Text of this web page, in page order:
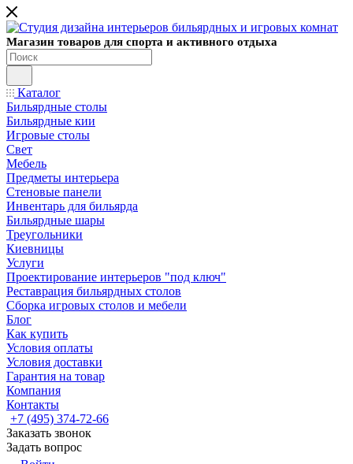
Магазин товаров для спорта и активного отдыха
Каталог
Бильярдные столы
Бильярдные кии
Игровые столы
Свет
Мебель
Предметы интерьера
Стеновые панели
Инвентарь для бильярда
Бильярдные шары
Треугольники
Киевницы
Услуги
Проектирование интерьеров "под ключ"
Реставрация бильярдных столов
Сборка игровых столов и мебели
Блог
Как купить
Условия оплаты
Условия доставки
Гарантия на товар
Компания
Контакты
+7 (495) 374-72-66
Заказать звонок
Задать вопрос